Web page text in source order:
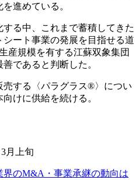
進めている。
る中、これまで蓄積してきた
ート事業の発展を目指せる道
産規模を有する江蘇双象集団
であると判断した。
する〈パラグラス®〉につい
けに供給を続ける。
月上旬
のM&A・事業承継の動向は